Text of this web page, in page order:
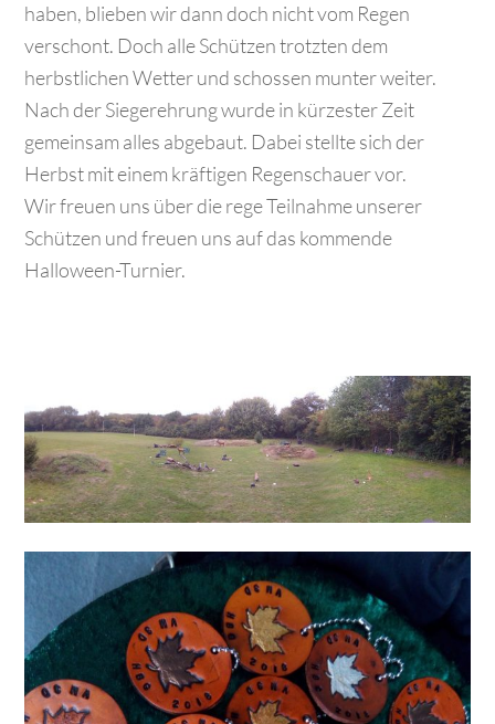
haben, blieben wir dann doch nicht vom Regen
verschont. Doch alle Schützen trotzten dem
herbstlichen Wetter und schossen munter weiter.
Nach der Siegerehrung wurde in kürzester Zeit
gemeinsam alles abgebaut. Dabei stellte sich der
Herbst mit einem kräftigen Regenschauer vor.
Wir freuen uns über die rege Teilnahme unserer
Schützen und freuen uns auf das kommende
Halloween-Turnier.